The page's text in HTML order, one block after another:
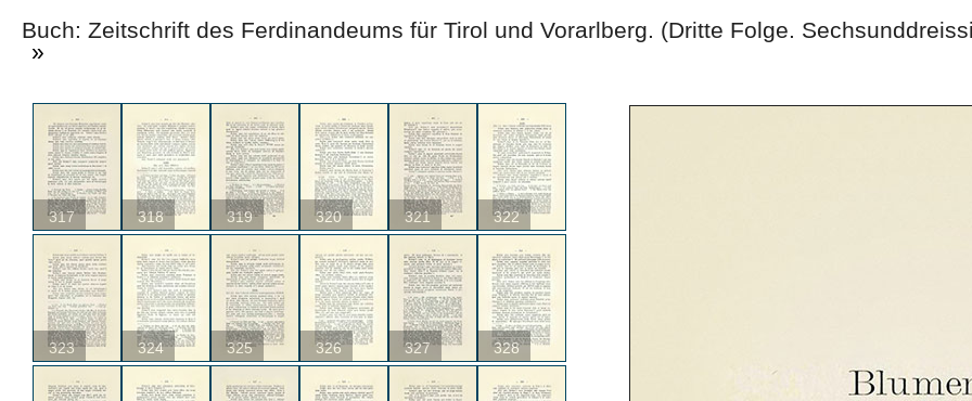
Buch: Zeitschrift des Ferdinandeums für Tirol und Vorarlberg. (Dritte Folge.
»
317 318 319 320 321 322
323 324 325 326 327 328